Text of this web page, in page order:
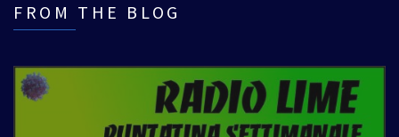
FROM THE BLOG